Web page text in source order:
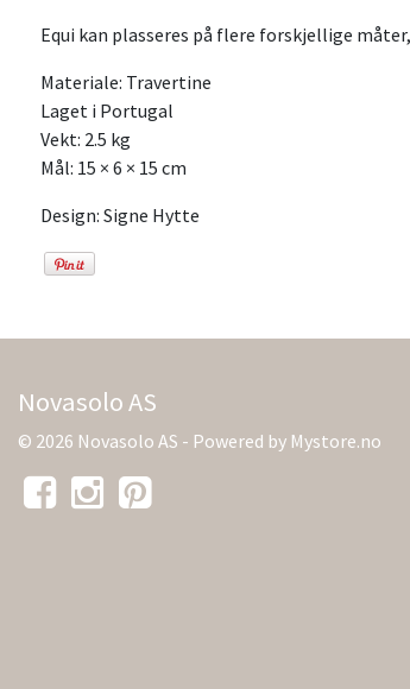
Equi kan plasseres på flere forskjellige
Materiale: Travertine
Laget i Portugal
Vekt: 2.5 kg
Mål: 15 × 6 × 15 cm
Design: Signe Hytte
Novasolo AS
© 2026 Novasolo AS - Powered by Mystore.no